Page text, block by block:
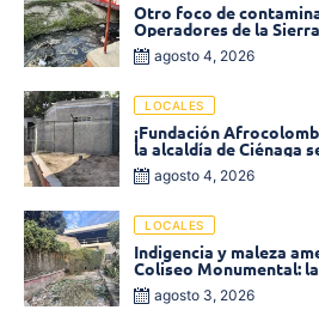
Otro foco de
Operadores de la
de la calle 19 con
agosto 4, 2026
LOCALES
¡Fundación
la alcaldía de Ciénaga
limpieza de la parte
Monumental
agosto 4, 2026
LOCALES
Indigencia y maleza
Coliseo Monumental:
inmediata!
agosto 3, 2026